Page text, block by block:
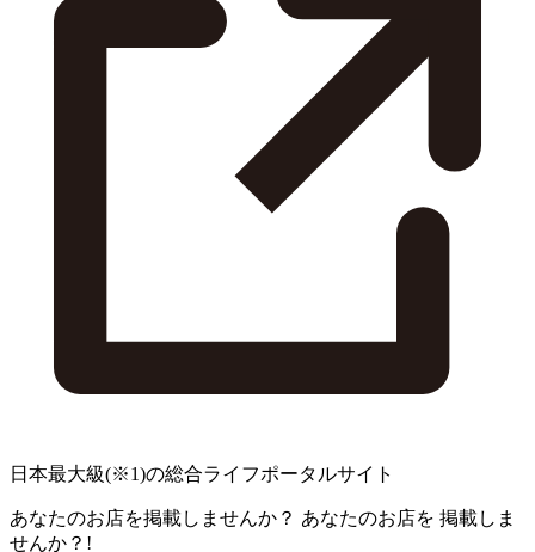
日本最大級(※1)の総合ライフポータルサイト
あなたのお店を掲載しませんか？ あなたのお店を 掲載しま
せんか？!